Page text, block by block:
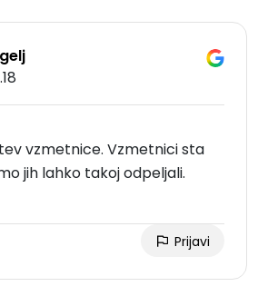
vzmetnice. Vzmetnici sta
jih lahko takoj odpeljali.
Prijavi